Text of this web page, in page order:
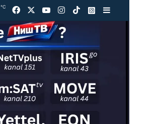
℃ Facebook YouTubeInstagram
TikTokInstagram